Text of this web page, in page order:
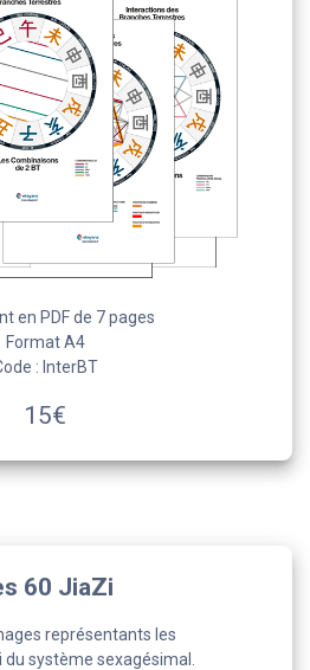
en PDF de 7 pages
Format A4
: InterBT
15€
60 JiaZi
représentants les
du système sexagésimal.